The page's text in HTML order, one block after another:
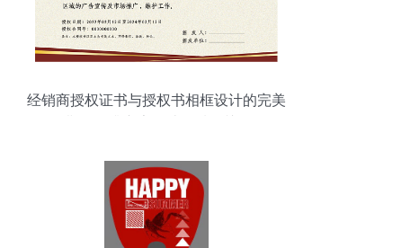
经销商授权证书与授权书相框设计的完美